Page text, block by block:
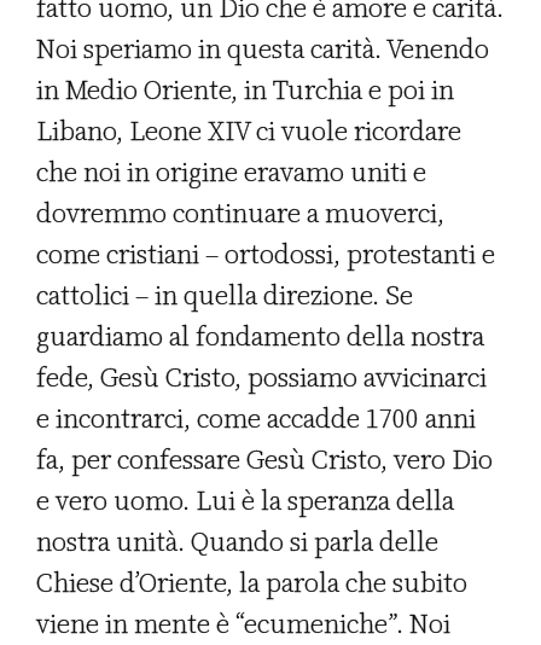
fatto uomo, un Dio che è amore e carità.
Noi speriamo in questa carità. Venendo
in Medio Oriente, in Turchia e poi in
Libano, Leone XIV ci vuole ricordare
che noi in origine eravamo uniti e
dovremmo continuare a muoverci,
come cristiani – ortodossi, protestanti e
cattolici – in quella direzione. Se
guardiamo al fondamento della nostra
fede, Gesù Cristo, possiamo avvicinarci
e incontrarci, come accadde 1700 anni
fa, per confessare Gesù Cristo, vero Dio
e vero uomo. Lui è la speranza della
nostra unità. Quando si parla delle
Chiese d’Oriente, la parola che subito
viene in mente è “ecumeniche”. Noi